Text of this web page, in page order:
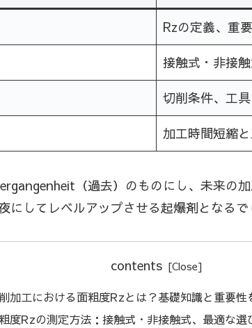
Rzの定義、重
接触式・非接
切削条件、工
加工時間短縮
（過去）のものにし、未来
してレベルアップさせる起爆剤となるで
contents
加工における面粗度Rzとは？基礎知識と重要性
度Rzの測定方法：接触式・非接触式、最適な選